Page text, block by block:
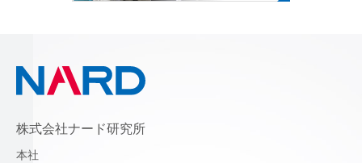
株式会社ナード研究所
本社